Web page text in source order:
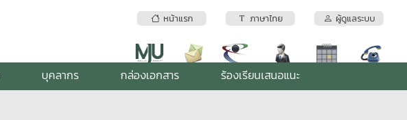
หน้าแรก ภาษาไทย ผู้ดูแลระบบ
บุคลากร กล่องเอกสาร ร้องเรียนเสนอแนะ